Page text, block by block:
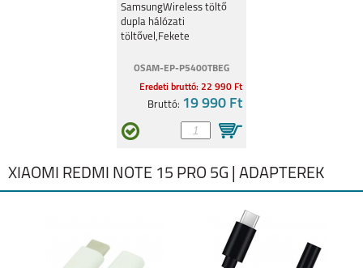
töltővel,Feke
SamsungWireless töltő
dupla hálózati
töltővel,Fekete
OSAM-EP-P5400TBEG
Eredeti bruttó: 22 990 Ft
Bruttó: 19 990 Ft
XIAOMI REDMI NOTE 15 PRO 5G | ADAPTEREK